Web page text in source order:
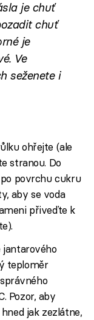
je chuť
chuť
je
Ve
seženete i
ohřejte (ale
stranou. Do
povrchu cukru
aby se voda
přiveďte k
jantarového
teploměr
Pozor, aby
jak zezlátne,